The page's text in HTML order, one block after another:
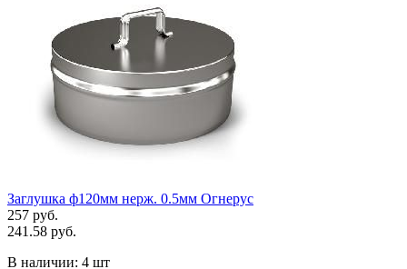
Заглушка ф120мм нерж. 0.5мм Огнерус
257 руб.
241.58 руб.
В наличии: 4 шт